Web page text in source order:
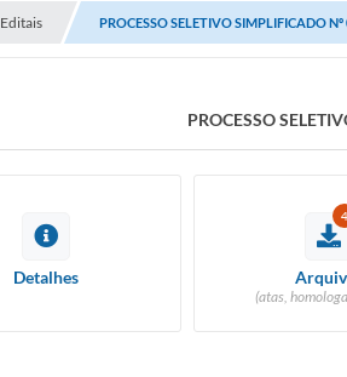
Editais PROCESSO SELETIVO SIMPLIFICADO
PROCESSO
Detalhes
4
(atas,